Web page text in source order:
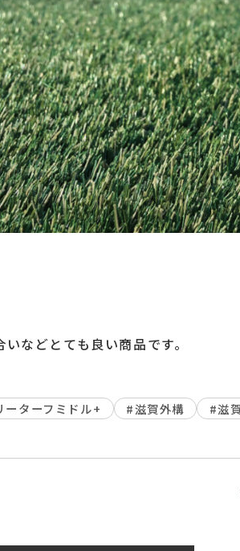
などとても良い商品です。
ーターフミドル+ #滋賀外構 #滋